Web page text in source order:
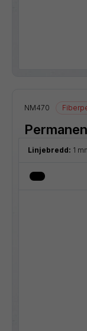
NM470
Linjebredd: 1